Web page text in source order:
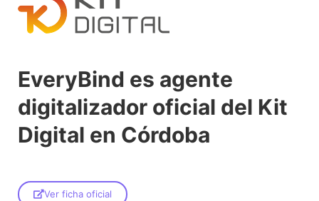
EveryBind es agente
digitalizador oficial del Kit
Digital en Córdoba
Ver ficha oficial